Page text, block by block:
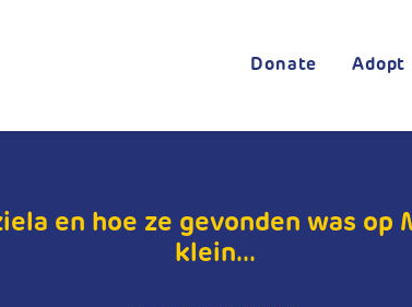
Donate Adopt
en hoe ze gevonden was
klein...